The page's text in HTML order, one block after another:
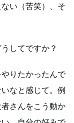
い（苦笑）、そ
してですか？
りたかったんで
なと感じて。例
さんをこう動か